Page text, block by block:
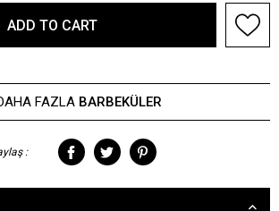
FAZLA BARBEKÜLER
: